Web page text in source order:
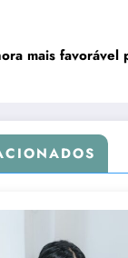
mais favorável